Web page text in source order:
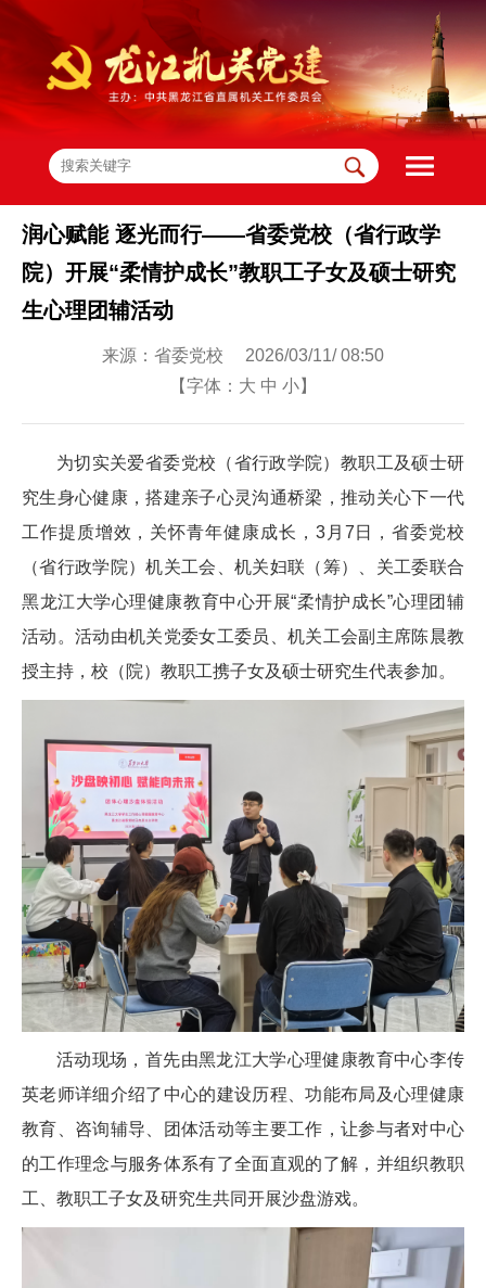
润心赋能 逐光而行——省委党校（省行政学
院）开展“柔情护成长”教职工子女及硕士研究
生心理团辅活动
来源：省委党校 2026/03/11/ 08:50
【字体： 大 中 小】
为切实关爱省委党校（省行政学院）教职工及硕士研
究生身心健康，搭建亲子心灵沟通桥梁，推动关心下一代
工作提质增效，关怀青年健康成长，3月7日，省委党校
（省行政学院）机关工会、机关妇联（筹）、关工委联合
黑龙江大学心理健康教育中心开展“柔情护成长”心理团辅
活动。活动由机关党委女工委员、机关工会副主席陈晨教
授主持，校（院）教职工携子女及硕士研究生代表参加。
活动现场，首先由黑龙江大学心理健康教育中心李传
英老师详细介绍了中心的建设历程、功能布局及心理健康
教育、咨询辅导、团体活动等主要工作，让参与者对中心
的工作理念与服务体系有了全面直观的了解，并组织教职
工、教职工子女及研究生共同开展沙盘游戏。